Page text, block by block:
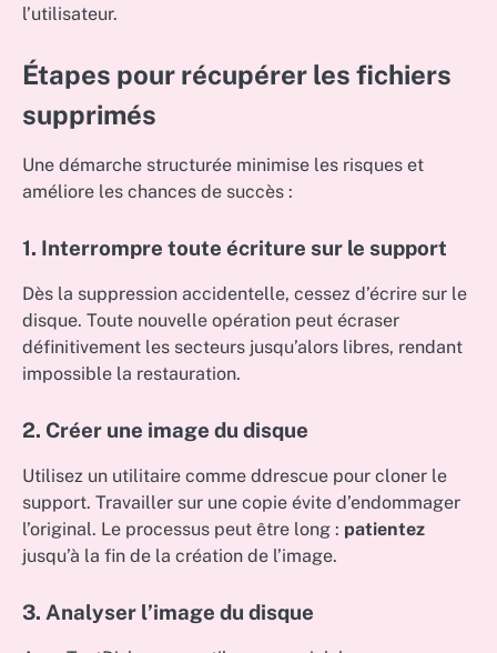
l’utilisateur.
Étapes pour récupérer les fichiers
supprimés
Une démarche structurée minimise les risques et
améliore les chances de succès :
1. Interrompre toute écriture sur le support
Dès la suppression accidentelle, cessez d’écrire sur le
disque. Toute nouvelle opération peut écraser
définitivement les secteurs jusqu’alors libres, rendant
impossible la restauration.
2. Créer une image du disque
Utilisez un utilitaire comme ddrescue pour cloner le
support. Travailler sur une copie évite d’endommager
l’original. Le processus peut être long : patientez
jusqu’à la fin de la création de l’image.
3. Analyser l’image du disque